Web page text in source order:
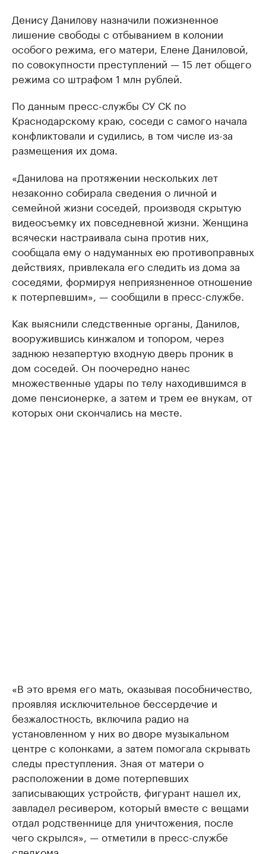
Денису Данилову назначили пожизненное
лишение свободы с отбыванием в колонии
особого режима, его матери, Елене Даниловой,
по совокупности преступлений — 15 лет общего
режима со штрафом 1 млн рублей.
По данным пресс-службы СУ СК по
Краснодарскому краю, соседи с самого начала
конфликтовали и судились, в том числе из-за
размещения их дома.
«Данилова на протяжении нескольких лет
незаконно собирала сведения о личной и
семейной жизни соседей, производя скрытую
видеосъемку их повседневной жизни. Женщина
всячески настраивала сына против них,
сообщала ему о надуманных ею противоправных
действиях, привлекала его следить из дома за
соседями, формируя неприязненное отношение
к потерпевшим», — сообщили в пресс-службе.
Как выяснили следственные органы, Данилов,
вооружившись кинжалом и топором, через
заднюю незапертую входную дверь проник в
дом соседей. Он поочередно нанес
множественные удары по телу находившимся в
доме пенсионерке, а затем и трем ее внукам, от
которых они скончались на месте.
«В это время его мать, оказывая пособничество,
проявляя исключительное бессердечие и
безжалостность, включила радио на
установленном у них во дворе музыкальном
центре с колонками, а затем помогала скрывать
следы преступления. Зная от матери о
расположении в доме потерпевших
записывающих устройств, фигурант нашел их,
завладел ресивером, который вместе с вещами
отдал родственнице для уничтожения, после
чего скрылся», — отметили в пресс-службе